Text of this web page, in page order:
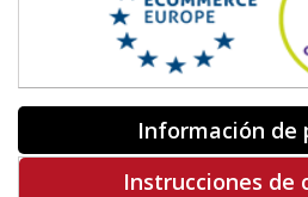
Información de
Instrucciones de